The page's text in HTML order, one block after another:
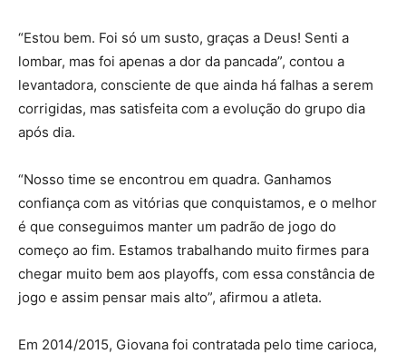
“Estou bem. Foi só um susto, graças a Deus! Senti a
lombar, mas foi apenas a dor da pancada”, contou a
levantadora, consciente de que ainda há falhas a serem
corrigidas, mas satisfeita com a evolução do grupo dia
após dia.
“Nosso time se encontrou em quadra. Ganhamos
confiança com as vitórias que conquistamos, e o melhor
é que conseguimos manter um padrão de jogo do
começo ao fim. Estamos trabalhando muito firmes para
chegar muito bem aos playoffs, com essa constância de
jogo e assim pensar mais alto”, afirmou a atleta.
Em 2014/2015, Giovana foi contratada pelo time carioca,